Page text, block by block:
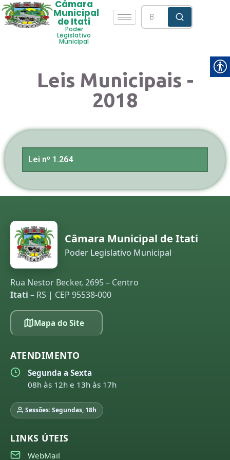
Câmara
Municipal
de Itati
Poder
Legislativo
Municipal
Leis Municipais -
2018
Lei nº 1.264
Câmara Municipal de Itati
Poder Legislativo Municipal
Rua Nestor Becker, 2695 – Centro
Itati – RS | CEP 95538-000
Mapa do Site
ATENDIMENTO
Segunda a Sexta
08h às 12h e 13h às 17h
Sessões: Segundas, 18h
LINKS ÚTEIS
WebMail